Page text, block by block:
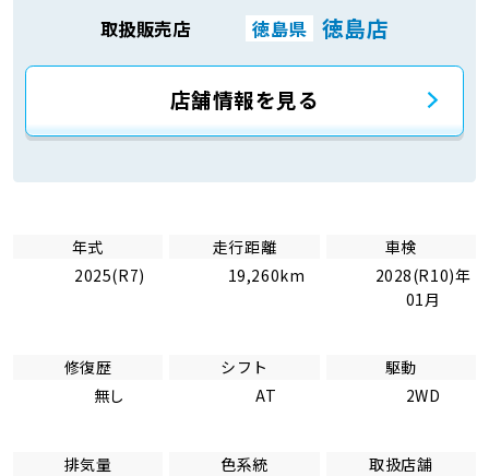
取扱販売店 徳島県 徳島店
店舗情報を見る
年式
2025(R7)
走行距離
19,260km
車検
2028(R10)年
01月
修復歴
無し
シフト
AT
駆動
2WD
排気量
色系統
取扱店舗